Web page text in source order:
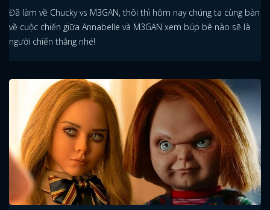
Đã làm về Chucky vs M3GAN, thôi thì hôm nay chúng ta cùng bàn
về cuộc chiến giữa Annabelle và M3GAN xem búp bê nào sẽ là
người chiến thắng nhé!